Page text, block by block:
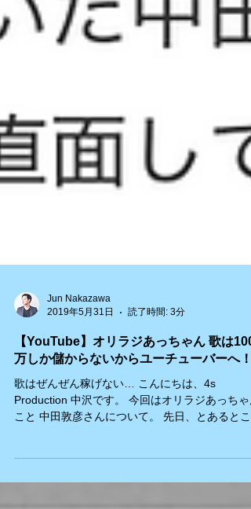
Jun Nakazawa
2019年5月31日
読了時間: 3分
【YouTube】オリラジあっちゃん 歌は100
万しか儲からないからユーチューバーへ！
歌はぜんぜん稼げない… こんにちは、4s
Production 中沢です。 今回はオリラジあっちゃ